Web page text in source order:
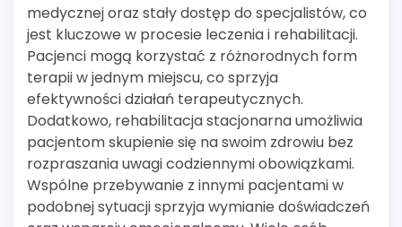
medycznej oraz stały dostęp do specjalistów, co
jest kluczowe w procesie leczenia i rehabilitacji.
Pacjenci mogą korzystać z różnorodnych form
terapii w jednym miejscu, co sprzyja
efektywności działań terapeutycznych.
Dodatkowo, rehabilitacja stacjonarna umożliwia
pacjentom skupienie się na swoim zdrowiu bez
rozpraszania uwagi codziennymi obowiązkami.
Wspólne przebywanie z innymi pacjentami w
podobnej sytuacji sprzyja wymianie doświadczeń